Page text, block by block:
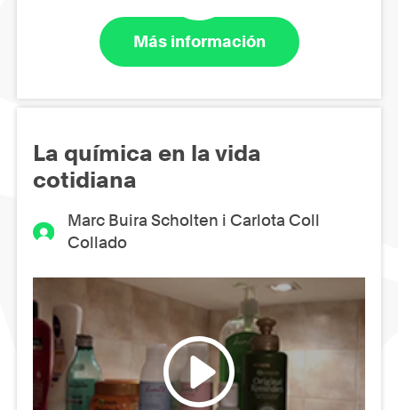
Más información
La química en la vida
cotidiana
Marc Buira Scholten i Carlota Coll
Collado